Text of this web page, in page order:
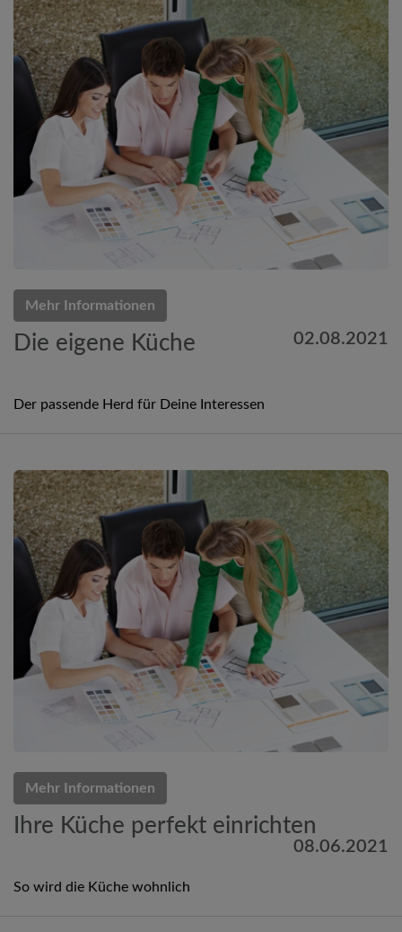
Mehr Informationen
Die eigene Küche 02.08.2021
Der passende Herd für Deine Interessen
Mehr Informationen
Ihre Küche perfekt einrichten
08.06.2021
So wird die Küche wohnlich